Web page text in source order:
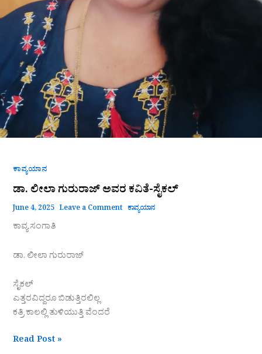
ಕಾವ್ಯಯಾನ
ಡಾ. ಲೀಲಾ ಗುರುರಾಜ್ ಅವರ ಕವಿತೆ-ಸೈಕಲ್
June 4, 2025 Leave a Comment ಕಾವ್ಯಯಾನ
ಕಾವ್ಯ ಸಂಗಾತಿ
ಡಾ. ಲೀಲಾ ಗುರುರಾಜ್
ಸೈಕಲ್
ಎತ್ತರವಿದ್ದರೂ ಬಿಡುತ್ತಿರಲಿಲ್ಲ
ಕತ್ರಿ ಕಾಲಲ್ಲಿ ತುಳಿಯುತ್ತಿ ವೆಂದರೆ
Read Post »